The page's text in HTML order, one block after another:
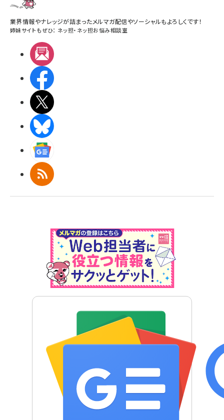
業界情報やナレッジが詰まったメルマガ配信やソーシャルもよろしくです！
姉妹サイトもぜひ： ネッ担・ ネッ担お悩み相談室
RSS